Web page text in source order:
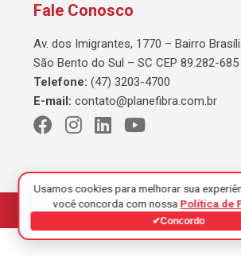
Fale Conosco
Av. dos Imigrantes, 1770 – Bairro
São Bento do Sul – SC CEP 89.282-685
Telefone: (47) 3203-4700
E-mail: contato@planefibra.com.br
© 2026 Planefibra. Todos os
Usamos cookies para melhorar sua
você concorda com nossa Política de
✔Concordo